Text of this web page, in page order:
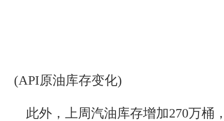
(API原油库存变化)
此外，上周汽油库存增加270万桶